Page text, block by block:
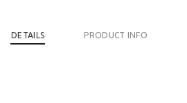
DETAILS PRODUCT INFO